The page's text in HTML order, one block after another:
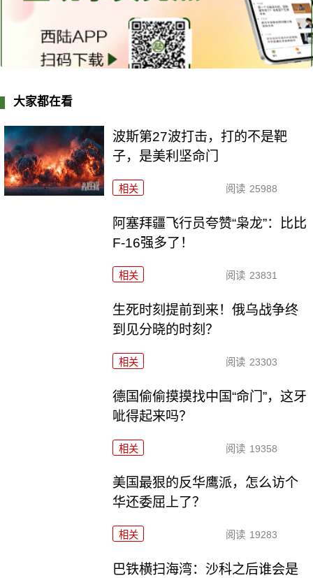
大家都在看
波斯第27波打击，打的不是靶
子，是美利坚命门
相关 阅读 25988
阿塞拜疆飞行员夸赞“枭龙”：比比
F-16强多了！
相关 阅读 23831
生死时刻提前到来！俄乌战争终
到见分晓的时刻？
相关 阅读 23303
德国偷偷摸摸找中国“命门”，这牙
呲得起来吗？
相关 阅读 19358
美国最狠的反华鹰派，怎么访个
华还委屈上了？
相关 阅读 19283
巴铁横扫海湾：沙科之后谁会是